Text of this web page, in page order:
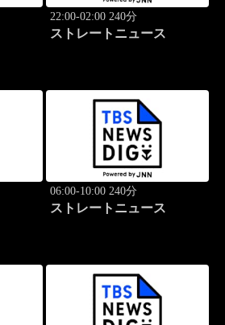
22:00-02:00 240分
ストレートニュース
06:00-10:00 240分
ストレートニュース